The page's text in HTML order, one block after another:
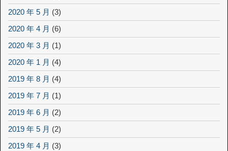
2020 年 5 月 (3)
2020 年 4 月 (6)
2020 年 3 月 (1)
2020 年 1 月 (4)
2019 年 8 月 (4)
2019 年 7 月 (1)
2019 年 6 月 (2)
2019 年 5 月 (2)
2019 年 4 月 (3)